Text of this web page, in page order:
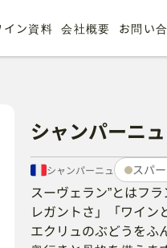
イン資料 会社概要 お問い
シャンパーニ
Product metadata
シャンパーニュ スパ
Product
スーヴェラン”とはフ
レガントさ」「ワイン
エクリュのぶどうをふ